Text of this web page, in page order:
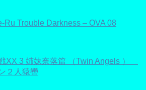
Ru Trouble Darkness – OVA 08
XX 3 姉妹奈落篇 （Twin Angels ）
２人猿轡